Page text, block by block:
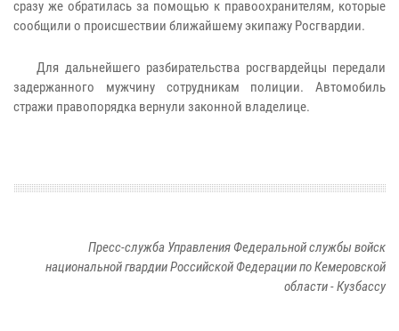
сразу же обратилась за помощью к правоохранителям, которые
сообщили о происшествии ближайшему экипажу Росгвардии.
Для дальнейшего разбирательства росгвардейцы передали
задержанного мужчину сотрудникам полиции. Автомобиль
стражи правопорядка вернули законной владелице.
Пресс-служба Управления Федеральной службы войск
национальной гвардии Российской Федерации по Кемеровской
области - Кузбассу